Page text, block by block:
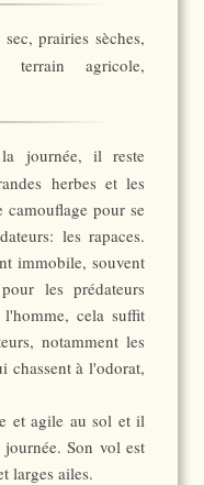
prairies sèches,
terrain agricole,
journée, il reste
herbes et les
camouflage pour se
les rapaces.
immobile, souvent
les prédateurs
cela suffit
notamment les
chassent à l'odorat,
et agile au sol et il
Son vol est
larges ailes.